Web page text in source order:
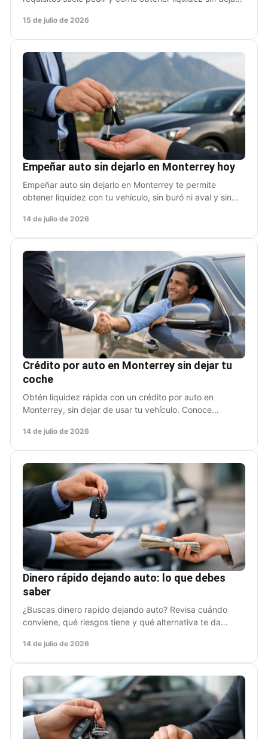
15 de julio de 2026
Empeñar auto sin dejarlo en Monterrey hoy
Empeñar auto sin dejarlo en Monterrey te permite
obtener liquidez con tu vehículo, sin buró ni aval y sin
14 de julio de 2026
Crédito por auto en Monterrey sin dejar tu
coche
Obtén liquidez rápida con un crédito por auto en
Monterrey, sin dejar de usar tu vehículo. Conoce
14 de julio de 2026
Dinero rápido dejando auto: lo que debes
saber
¿Buscas dinero rapido dejando auto? Revisa cuándo
conviene, qué riesgos tiene y qué alternativa te da
14 de julio de 2026